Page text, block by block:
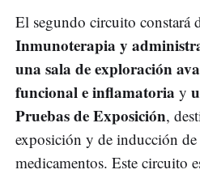
El segundo circuito constará
Inmunoterapia y
una sala de exploración
funcional e inflamatoria y
Pruebas de Exposición,
exposición y de inducción
medicamentos. Este circuito